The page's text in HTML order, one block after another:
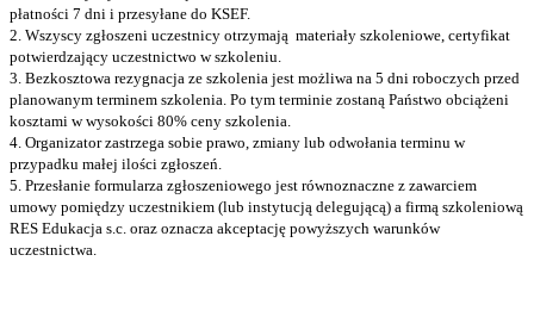
płatności 7 dni i przesyłane do KSEF.
2. Wszyscy zgłoszeni uczestnicy otrzymają materiały szkoleniowe, certyfikat
potwierdzający uczestnictwo w szkoleniu.
3. Bezkosztowa rezygnacja ze szkolenia jest możliwa na 5 dni roboczych przed
planowanym terminem szkolenia. Po tym terminie zostaną Państwo obciążeni
kosztami w wysokości 80% ceny szkolenia.
4. Organizator zastrzega sobie prawo, zmiany lub odwołania terminu w
przypadku małej ilości zgłoszeń.
5. Przesłanie formularza zgłoszeniowego jest równoznaczne z zawarciem
umowy pomiędzy uczestnikiem (lub instytucją delegującą) a firmą szkoleniową
RES Edukacja s.c. oraz oznacza akceptację powyższych warunków
uczestnictwa.